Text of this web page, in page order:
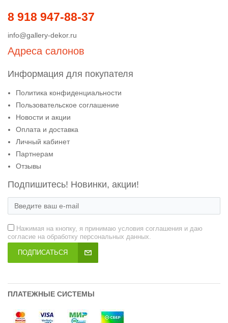
8 918 947-88-37
info@gallery-dekor.ru
Адреса салонов
Информация для покупателя
Политика конфиденциальности
Пользовательское соглашение
Новости и акции
Оплата и доставка
Личный кабинет
Партнерам
Отзывы
Подпишитесь! Новинки, акции!
Нажимая на кнопку, я принимаю условия соглашения и даю
согласие на обработку персональных данных.
ПОДПИСАТЬСЯ
ПЛАТЕЖНЫЕ СИСТЕМЫ